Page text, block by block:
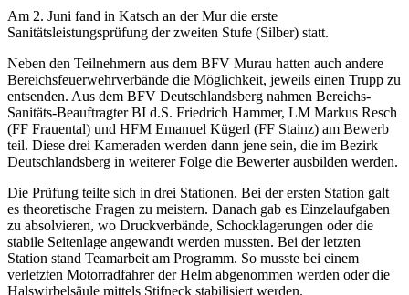
Am 2. Juni fand in Katsch an der Mur die erste
Sanitätsleistungsprüfung der zweiten Stufe (Silber) statt.
Neben den Teilnehmern aus dem BFV Murau hatten auch andere
Bereichsfeuerwehrverbände die Möglichkeit, jeweils einen Trupp zu
entsenden. Aus dem BFV Deutschlandsberg nahmen Bereichs-
Sanitäts-Beauftragter BI d.S. Friedrich Hammer, LM Markus Resch
(FF Frauental) und HFM Emanuel Kügerl (FF Stainz) am Bewerb
teil. Diese drei Kameraden werden dann jene sein, die im Bezirk
Deutschlandsberg in weiterer Folge die Bewerter ausbilden werden.
Die Prüfung teilte sich in drei Stationen. Bei der ersten Station galt
es theoretische Fragen zu meistern. Danach gab es Einzelaufgaben
zu absolvieren, wo Druckverbände, Schocklagerungen oder die
stabile Seitenlage angewandt werden mussten. Bei der letzten
Station stand Teamarbeit am Programm. So musste bei einem
verletzten Motorradfahrer der Helm abgenommen werden oder die
Halswirbelsäule mittels Stifneck stabilisiert werden.